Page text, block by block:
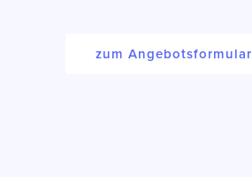
zum Angebotsformular